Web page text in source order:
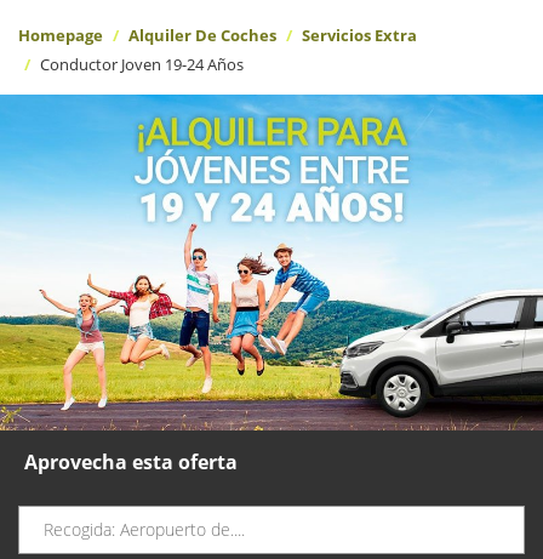
Homepage Alquiler De Coches
Servicios Extra
Conductor Joven 19-24 Años
Aprovecha esta oferta